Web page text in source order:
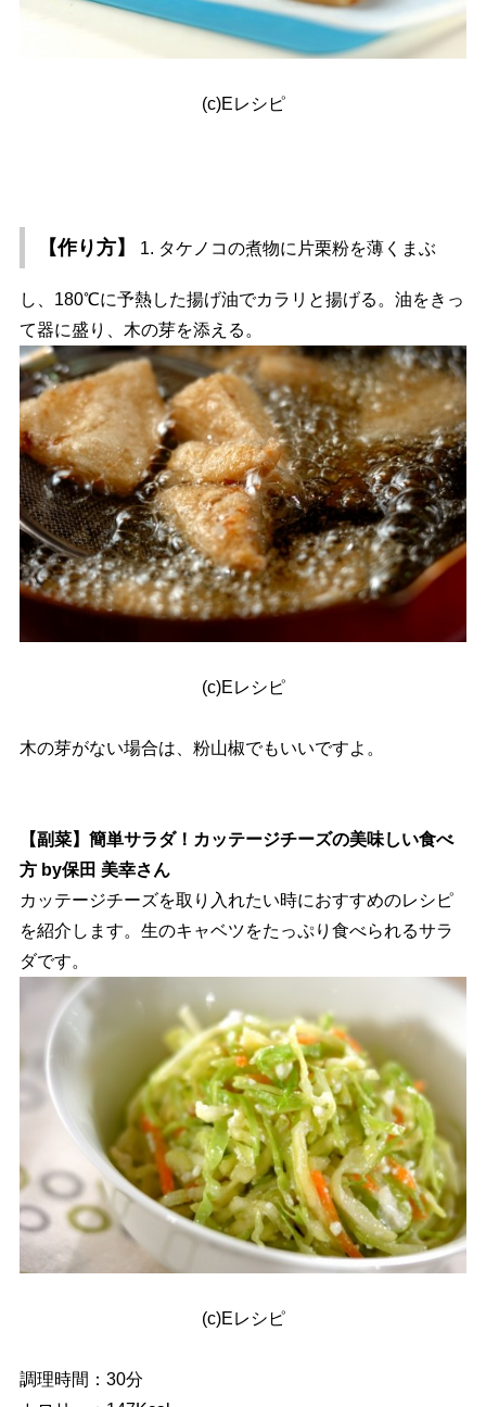
(c)Eレシピ
【作り方】 1. タケノコの煮物に片栗粉を薄くまぶ
し、180℃に予熱した揚げ油でカラリと揚げる。油をきっ
て器に盛り、木の芽を添える。
(c)Eレシピ
木の芽がない場合は、粉山椒でもいいですよ。
【副菜】簡単サラダ！カッテージチーズの美味しい食べ
方 by保田 美幸さん
カッテージチーズを取り入れたい時におすすめのレシピ
を紹介します。生のキャベツをたっぷり食べられるサラ
ダです。
(c)Eレシピ
調理時間：30分